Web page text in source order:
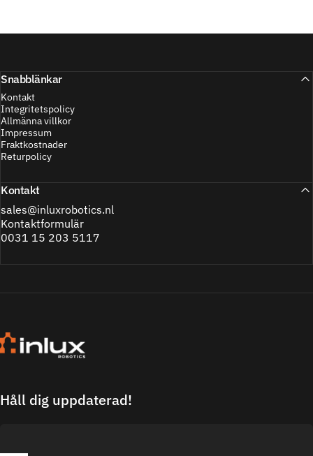
Snabblänkar
Kontakt
Integritetspolicy
Allmänna villkor
Impressum
Fraktkostnader
Returpolicy
Kontakt
sales@inluxrobotics.nl
Kontaktformulär
0031 15 203 5117
Inlux Robotics
Håll dig uppdaterad!